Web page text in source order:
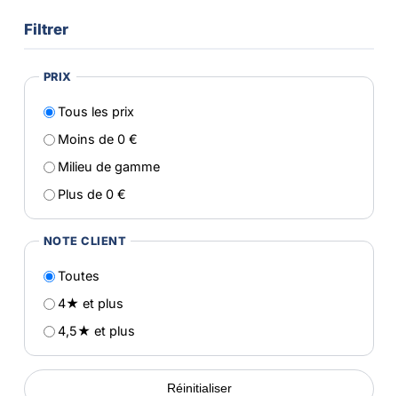
Filtrer
PRIX
Tous les prix
Moins de 0 €
Milieu de gamme
Plus de 0 €
NOTE CLIENT
Toutes
4★ et plus
4,5★ et plus
Réinitialiser